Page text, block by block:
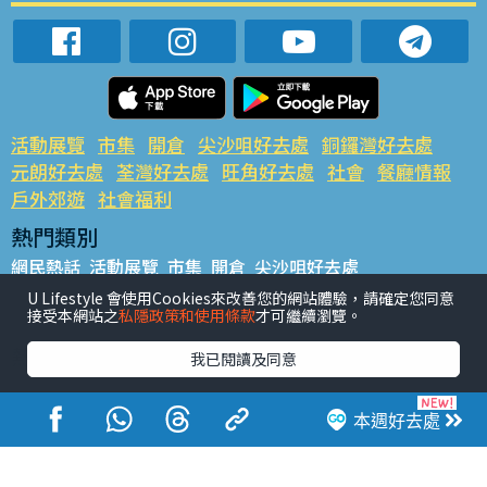
本週好去處
活動展覽 市集 開倉 尖沙咀好去處 銅鑼灣好去處
元朗好去處 荃灣好去處 旺角好去處 社會 餐廳情報
戶外郊遊 社會福利
熱門類別
網民熱話 活動展覽 市集 開倉 尖沙咀好去處
銅鑼灣好去處 元朗好去處 荃灣好去處 旺角好去處 社會
餐廳情報 戶外郊遊
熱門標籤
#UGO搵好去處 #人氣活動推介 #美食社群熱話
#親子玩樂好去處
#ULifestyle應用程式
#限時搶
#UJetso禮物放送
#ULifestyle商戶中心 #著數 #網絡熱話
U Lifestyle 會使用Cookies來改善您的網站體驗，請確定您同意
接受本網站之私隱政策和使用條款才可繼續瀏覽。
我已閱讀及同意